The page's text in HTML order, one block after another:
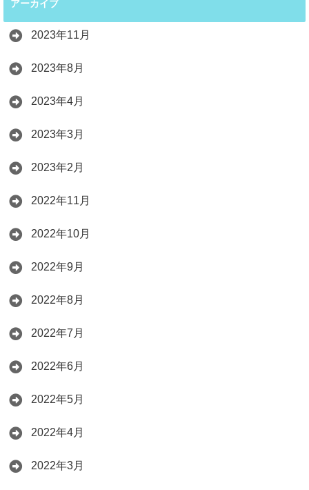
アーカイブ
2023年11月
2023年8月
2023年4月
2023年3月
2023年2月
2022年11月
2022年10月
2022年9月
2022年8月
2022年7月
2022年6月
2022年5月
2022年4月
2022年3月